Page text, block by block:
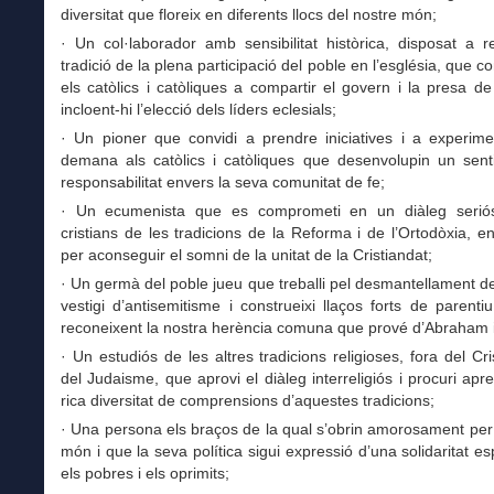
diversitat que floreix en diferents llocs del nostre món;
· Un col·laborador amb sensibilitat històrica, disposat a
tradició de la plena participació del poble en l’església, que
els catòlics i catòliques a compartir el govern i la presa de
incloent-hi l’elecció dels líders eclesials;
· Un pioner que convidi a prendre iniciatives i a
demana als catòlics i catòliques que desenvolupin un
responsabilitat envers la seva comunitat de fe;
· Un ecumenista que es comprometi en un diàleg
cristians de les tradicions de la Reforma i de l’Ortodòxia,
per aconseguir el somni de la unitat de la Cristiandat;
· Un germà del poble jueu que treballi pel desmantellament
vestigi d’antisemitisme i construeixi llaços forts de
reconeixent la nostra herència comuna que prové d’Abraham
· Un estudiós de les altres tradicions religioses, fora del
del Judaisme, que aprovi el diàleg interreligiós i procuri
rica diversitat de comprensions d’aquestes tradicions;
· Una persona els braços de la qual s’obrin amorosament
món i que la seva política sigui expressió d’una solidaritat
els pobres i els oprimits;